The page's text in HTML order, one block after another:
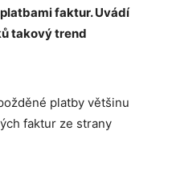
faktur. Uvádí
takový trend
platby většinu
faktur ze strany